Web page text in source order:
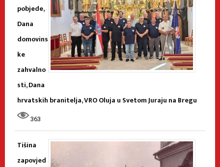
pobjede,
Dana
domovins
ke
zahvalno
sti, Dana
hrvatskih branitelja, VRO Oluja u Svetom Juraju na Bregu
363
Tišina
zapovjed